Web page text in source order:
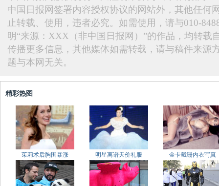
中国日报网签署内容授权协议的网站外，其他任何
止转载、使用，违者必究。如需使用，请与010-
明“来源：XXX（非中国日报网）”的作品，均转载
传播更多信息，其他媒体如需转载，请与稿件来源
题与本网无关。
精彩热图
茱莉术后胸围暴涨 明星离谱天价礼服 金卡戴珊内衣写真